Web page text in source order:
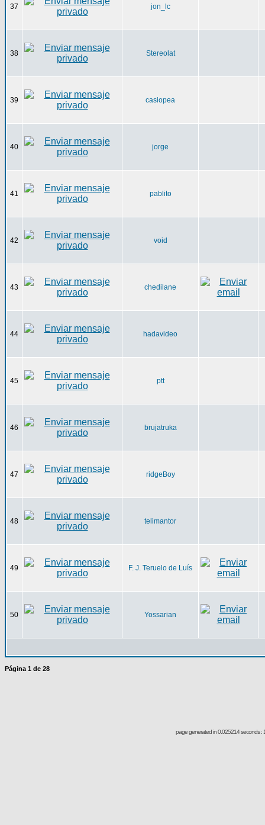
37 jon_lc
38 Stereolat
39 casiopea
40 jorge
41 pablito
42 void
43 chedilane
44 hadavideo
45 ptt
46 brujatruka
47 ridgeBoy
48 telimantor
49 F. J. Teruelo de Luís
50 Yossarian
Página 1 de 28
page generated in 0.025214 seconds :